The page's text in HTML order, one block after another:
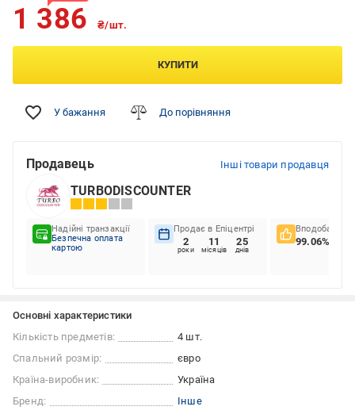
1 386 ₴/шт.
КУПИТИ
У бажання До порівняння
Продавець Інші товари продавця
TURBODISCOUNTER
Надійні транзакції
Безпечна оплата
картою
Продає в Епіцентрі
2
роки
11
місяців
25
днів
Вподобання
99.06%
Основні характеристики
Кількість предметів:
4 шт.
Спальний розмір:
євро
Країна-виробник:
Україна
Бренд:
Інше